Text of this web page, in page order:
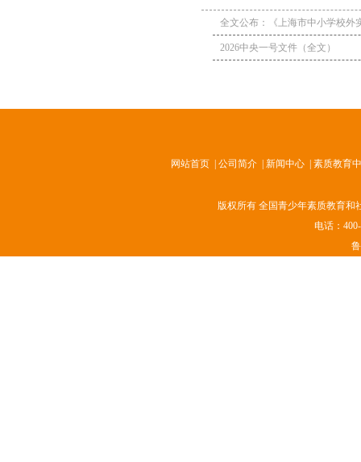
全文公布：《上海市中小学校外
定》
2026中央一号文件（全文）
网站首页| 公司简介| 新闻中心| 素质教育
版权所有 全国青少年素质教育和
电话：